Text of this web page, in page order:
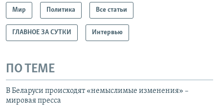
Мир Политика Все статьи
ГЛАВНОЕ ЗА СУТКИ Интервью
ПО ТЕМЕ
В Беларуси происходят «немыслимые изменения» –
мировая пресса